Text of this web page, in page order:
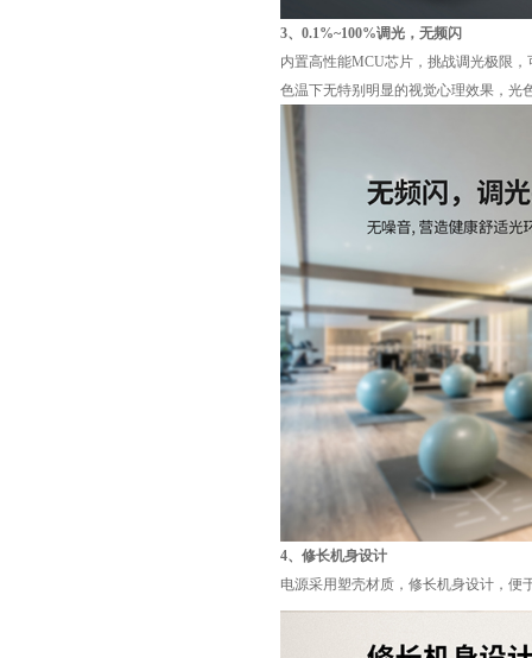
3、0.1%~100%调光，无频闪
内置高性能MCU芯片，挑战调光极限
色温下无特别明显的视觉心理效果，光
4、修长机身设计
电源采用塑壳材质，修长机身设计，便